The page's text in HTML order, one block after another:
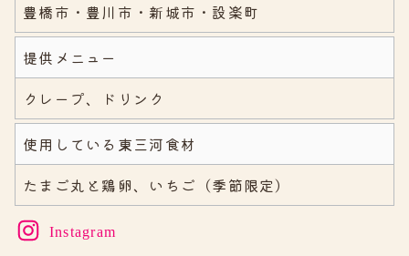
豊橋市・豊川市・新城市・設楽町
提供メニュー
クレープ、ドリンク
使用している東三河食材
たまご丸と鶏卵、いちご（季節限定）
Instagram